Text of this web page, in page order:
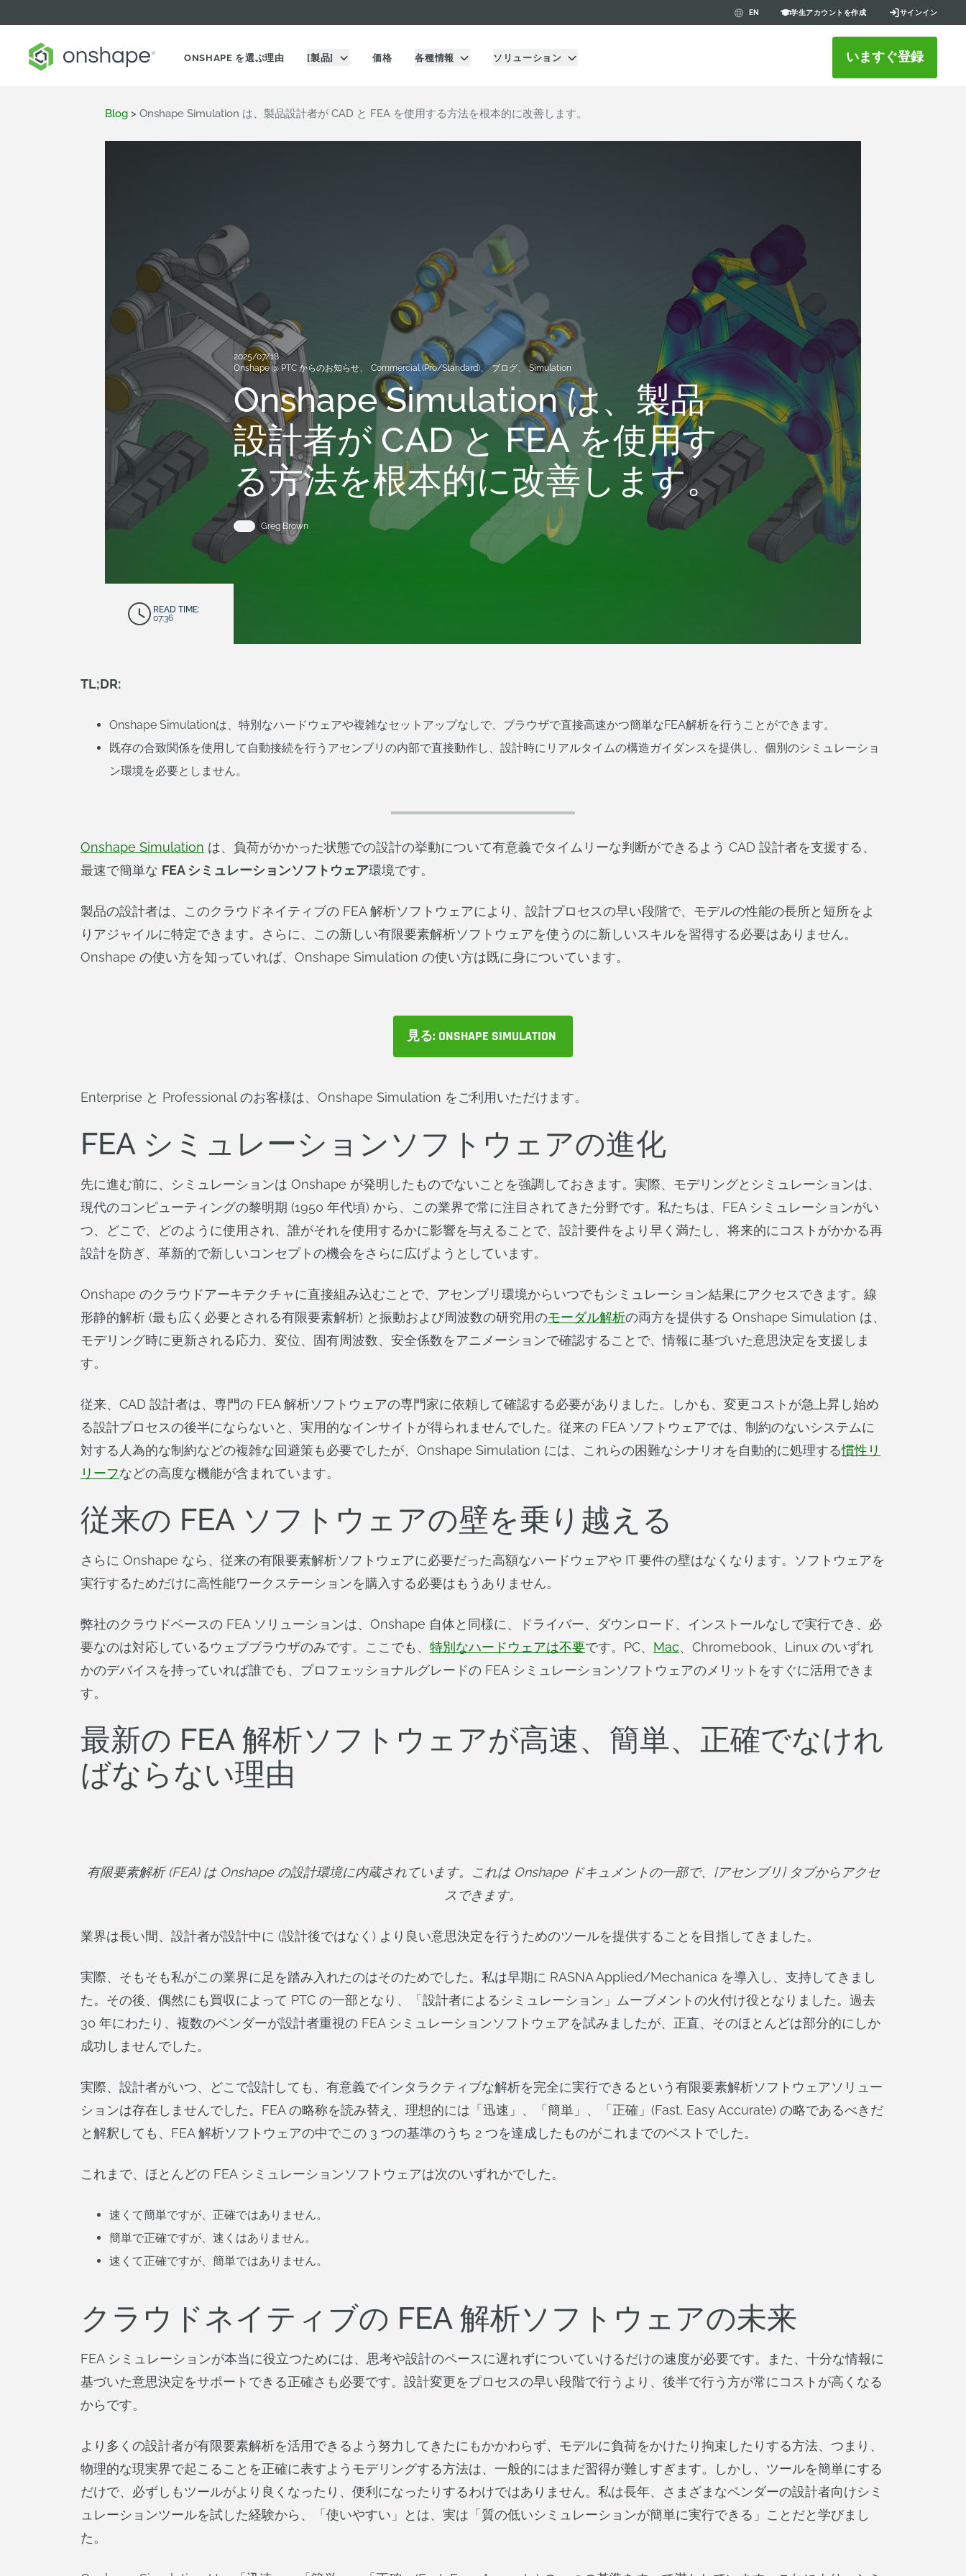
EN 学生アカウントを作成 サインイン
ONSHAPE を選ぶ理由 [製品] 価格 各種情報 ソリューション いますぐ登録
Blog > Onshape Simulation は、製品設計者が CAD と FEA を使用する方法を根本的に改善します。
2025/07/18
Onshape @ PTC からのお知らせ、 Commercial (Pro/Standard)、 ブログ、 Simulation
Onshape Simulation は、製品
設計者が CAD と FEA を使用す
る方法を根本的に改善します。
Greg Brown
READ TIME:
07:36
TL;DR:
Onshape Simulationは、特別なハードウェアや複雑なセットアップなしで、ブラウザで直接高速かつ簡単なFEA解析を行うことができます。
既存の合致関係を使用して自動接続を行うアセンブリの内部で直接動作し、設計時にリアルタイムの構造ガイダンスを提供し、個別のシミュレーショ
ン環境を必要としません。
Onshape Simulation は、負荷がかかった状態での設計の挙動について有意義でタイムリーな判断ができるよう CAD 設計者を支援する、
最速で簡単な FEA シミュレーションソフトウェア環境です。
製品の設計者は、このクラウドネイティブの FEA 解析ソフトウェアにより、設計プロセスの早い段階で、モデルの性能の長所と短所をよ
りアジャイルに特定できます。さらに、この新しい有限要素解析ソフトウェアを使うのに新しいスキルを習得する必要はありません。
Onshape の使い方を知っていれば、Onshape Simulation の使い方は既に身についています。
見る: ONSHAPE SIMULATION
Enterprise と Professional のお客様は、Onshape Simulation をご利用いただけます。
FEA シミュレーションソフトウェアの進化
先に進む前に、シミュレーションは Onshape が発明したものでないことを強調しておきます。実際、モデリングとシミュレーションは、
現代のコンピューティングの黎明期 (1950 年代頃) から、この業界で常に注目されてきた分野です。私たちは、FEA シミュレーションがい
つ、どこで、どのように使用され、誰がそれを使用するかに影響を与えることで、設計要件をより早く満たし、将来的にコストがかかる再
設計を防ぎ、革新的で新しいコンセプトの機会をさらに広げようとしています。
Onshape のクラウドアーキテクチャに直接組み込むことで、アセンブリ環境からいつでもシミュレーション結果にアクセスできます。線
形静的解析 (最も広く必要とされる有限要素解析) と振動および周波数の研究用のモーダル解析の両方を提供する Onshape Simulation は、
モデリング時に更新される応力、変位、固有周波数、安全係数をアニメーションで確認することで、情報に基づいた意思決定を支援しま
す。
従来、CAD 設計者は、専門の FEA 解析ソフトウェアの専門家に依頼して確認する必要がありました。しかも、変更コストが急上昇し始め
る設計プロセスの後半にならないと、実用的なインサイトが得られませんでした。従来の FEA ソフトウェアでは、制約のないシステムに
対する人為的な制約などの複雑な回避策も必要でしたが、Onshape Simulation には、これらの困難なシナリオを自動的に処理する慣性リ
リーフなどの高度な機能が含まれています。
従来の FEA ソフトウェアの壁を乗り越える
さらに Onshape なら、従来の有限要素解析ソフトウェアに必要だった高額なハードウェアや IT 要件の壁はなくなります。ソフトウェアを
実行するためだけに高性能ワークステーションを購入する必要はもうありません。
弊社のクラウドベースの FEA ソリューションは、Onshape 自体と同様に、ドライバー、ダウンロード、インストールなしで実行でき、必
要なのは対応しているウェブブラウザのみです。ここでも、 特別なハードウェアは不要です。PC、 Mac、Chromebook、Linux のいずれ
かのデバイスを持っていれば誰でも、プロフェッショナルグレードの FEA シミュレーションソフトウェアのメリットをすぐに活用できま
す。
最新の FEA 解析ソフトウェアが高速、簡単、正確でなけれ
ばならない理由
有限要素解析 (FEA) は Onshape の設計環境に内蔵されています。これは Onshape ドキュメントの一部で、[アセンブリ] タブからアクセ
スできます。
業界は長い間、設計者が設計中に (設計後ではなく) より良い意思決定を行うためのツールを提供することを目指してきました。
実際、そもそも私がこの業界に足を踏み入れたのはそのためでした。私は早期に RASNA Applied/Mechanica を導入し、支持してきまし
た。その後、偶然にも買収によって PTC の一部となり、「設計者によるシミュレーション」ムーブメントの火付け役となりました。過去
30 年にわたり、複数のベンダーが設計者重視の FEA シミュレーションソフトウェアを試みましたが、正直、そのほとんどは部分的にしか
成功しませんでした。
実際、設計者がいつ、どこで設計しても、有意義でインタラクティブな解析を完全に実行できるという有限要素解析ソフトウェアソリュー
ションは存在しませんでした。FEA の略称を読み替え、理想的には「迅速」、「簡単」、「正確」(Fast, Easy Accurate) の略であるべきだ
と解釈しても、FEA 解析ソフトウェアの中でこの 3 つの基準のうち 2 つを達成したものがこれまでのベストでした。
これまで、ほとんどの FEA シミュレーションソフトウェアは次のいずれかでした。
速くて簡単ですが、正確ではありません。
簡単で正確ですが、速くはありません。
速くて正確ですが、簡単ではありません。
クラウドネイティブの FEA 解析ソフトウェアの未来
FEA シミュレーションが本当に役立つためには、思考や設計のペースに遅れずについていけるだけの速度が必要です。また、十分な情報に
基づいた意思決定をサポートできる正確さも必要です。設計変更をプロセスの早い段階で行うより、後半で行う方が常にコストが高くなる
からです。
より多くの設計者が有限要素解析を活用できるよう努力してきたにもかかわらず、モデルに負荷をかけたり拘束したりする方法、つまり、
物理的な現実界で起こることを正確に表すようモデリングする方法は、一般的にはまだ習得が難しすぎます。しかし、ツールを簡単にする
だけで、必ずしもツールがより良くなったり、便利になったりするわけではありません。私は長年、さまざまなベンダーの設計者向けシミ
ュレーションツールを試した経験から、「使いやすい」とは、実は「質の低いシミュレーションが簡単に実行できる」ことだと学びまし
た。